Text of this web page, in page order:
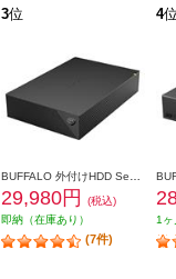
3位
29,980円
(税込)
即納（在庫あり）
(7件)
4
1ヶ